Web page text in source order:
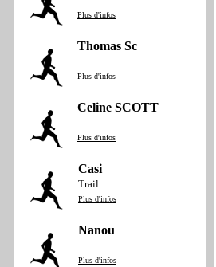
Plus d'infos
Thomas Sc
Plus d'infos
Celine SCOTT
Plus d'infos
Casi
Trail
Plus d'infos
Nanou
Plus d'infos